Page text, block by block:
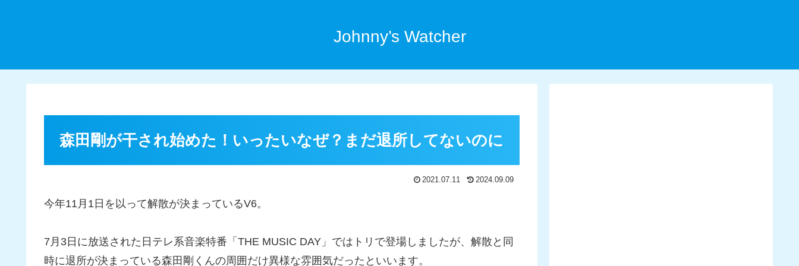
Johnny’s Watcher
森田剛が干され始めた！いったいなぜ？まだ退所してないのに
2021.07.11 2024.09.09
今年11月1日を以って解散が決まっているV6。
7月3日に放送された日テレ系音楽特番「THE MUSIC DAY」ではトリで登場しましたが、解散と同
時に退所が決まっている森田剛くんの周囲だけ異様な雰囲気だったといいます。